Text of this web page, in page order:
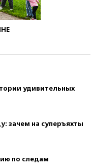
удивительных
зачем на суперъяхты
по следам